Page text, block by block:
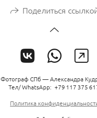
Поделиться
Фотограф СПб — Александра
Тел/ WhatsАpp: +79 117 375
Политика